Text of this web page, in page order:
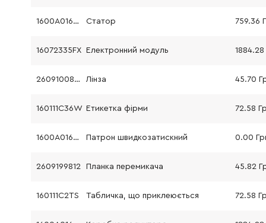
1600A016YW Статор 759.36
16072335FX Електронний модуль 1884.28
2609100858 Лінза 45.70
160111C36W Етикетка фірми 72.58
1600A01606 Патрон швидкозатискний 0.00
2609199812 Планка перемикача 45.82
160111C2TS Табличка, що приклеюється 72.58